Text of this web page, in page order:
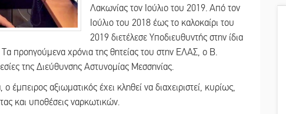
Λακωνίας τον Ιούλιο του 2019. Από τον
Ιούλιο του 2018 έως το καλοκαίρι του
2019 διετέλεσε Υποδιευθυντής στην ίδια
προηγούμενα χρόνια της θητείας του στην ΕΛΑΣ, ο Β.
της Διεύθυνσης Αστυνομίας Μεσσηνίας.
αξιωματικός έχει κληθεί να διαχειριστεί, κυρίως,
και υποθέσεις ναρκωτικών.